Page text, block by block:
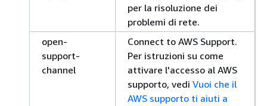
per la risoluzione dei
problemi di rete.
open-
support-
channel
Connect to AWS Support.
Per istruzioni su come
attivare l'accesso al AWS
supporto, vedi Vuoi che il
AWS supporto ti aiuti a